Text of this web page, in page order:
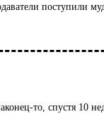
поступили
то, спустя 10